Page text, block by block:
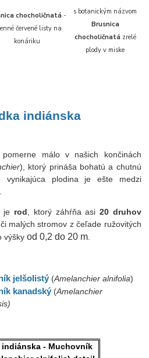
chocholičnatá -
červené listy na
konáriku
s botanickým názvom
Brusnica
chocholičnatá zrelé
plody v miske
indiánska
málo v našich končinách
), ktorý prináša bohatú a chutnú
plodina je ešte medzi
je rod, ktorý záhŕňa asi20 druhov
malých stromov z čeľade ružovitých
výškyod 0,2 do 20 m.
jelšolistý (Amelanchier alnifolia)
kanadský (Amelanchier